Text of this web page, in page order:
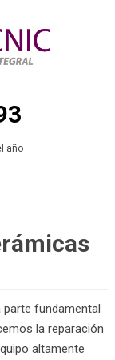
año
fundamental
la reparación
altamente